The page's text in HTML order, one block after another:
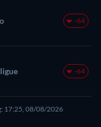
-64
-64
17:25, 08/08/2026